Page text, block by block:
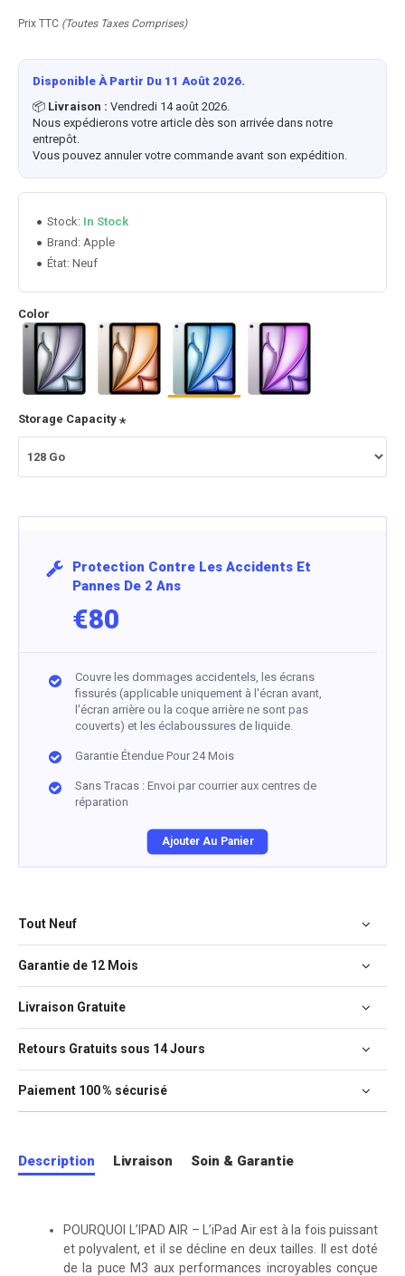
Disponible À Partir Du 11 Août 2026.
📦 Livraison : Vendredi 14 août 2026.
Nous expédierons votre article dès son arrivée dans notre
entrepôt.
Vous pouvez annuler votre commande avant son expédition.
Stock: In Stock
Brand: Apple
État: Neuf
Color
Storage Capacity
Prix TTC (Toutes Taxes Comprises)
Protection Contre Les Accidents Et
Pannes De 2 Ans
€80
Couvre les dommages accidentels, les écrans
fissurés (applicable uniquement à l'écran avant,
l'écran arrière ou la coque arrière ne sont pas
couverts) et les éclaboussures de liquide.
Garantie Étendue Pour 24 Mois
Sans Tracas : Envoi par courrier aux centres de
réparation
Ajouter Au Panier
Tout Neuf
Garantie de 12 Mois
Livraison Gratuite
Retours Gratuits sous 14 Jours
Paiement 100 % sécurisé
Description Livraison Soin & Garantie
POURQUOI L’IPAD AIR – L’iPad Air est à la fois puissant
et polyvalent, et il se décline en deux tailles. Il est doté
de la puce M3 aux performances incroyables conçue